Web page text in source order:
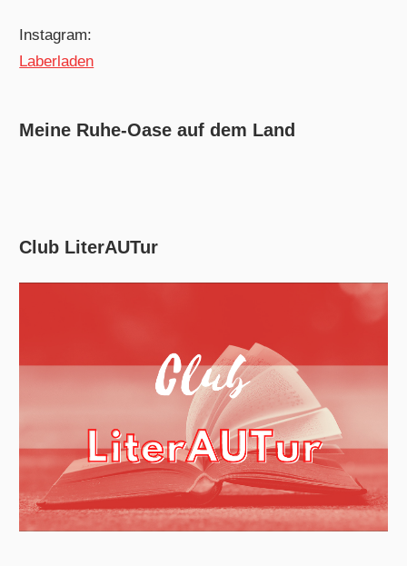
Instagram:
Laberladen
Meine Ruhe-Oase auf dem Land
Club LiterAUTur